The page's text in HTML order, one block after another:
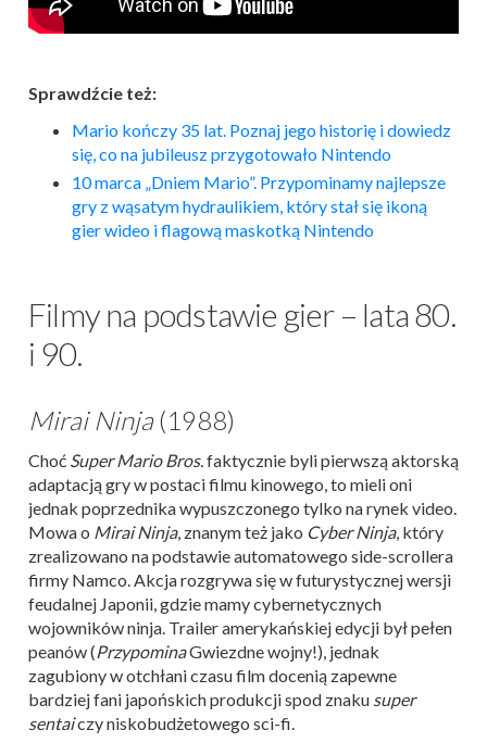
Sprawdźcie też:
Mario kończy 35 lat. Poznaj jego historię i dowiedz
się, co na jubileusz przygotowało Nintendo
10 marca „Dniem Mario”. Przypominamy najlepsze
gry z wąsatym hydraulikiem, który stał się ikoną
gier wideo i flagową maskotką Nintendo
Filmy na podstawie gier – lata 80.
i 90.
Mirai Ninja(1988)
Choć Super Mario Bros. faktycznie byli pierwszą aktorską
adaptacją gry w postaci filmu kinowego, to mieli oni
jednak poprzednika wypuszczonego tylko na rynek video.
Mowa o Mirai Ninja, znanym też jako Cyber Ninja, który
zrealizowano na podstawie automatowego side-scrollera
firmy Namco. Akcja rozgrywa się w futurystycznej wersji
feudalnej Japonii, gdzie mamy cybernetycznych
wojowników ninja. Trailer amerykańskiej edycji był pełen
peanów (PrzypominaGwiezdne wojny!), jednak
zagubiony w otchłani czasu film docenią zapewne
bardziej fani japońskich produkcji spod znaku super
sentaiczy niskobudżetowego sci-fi.